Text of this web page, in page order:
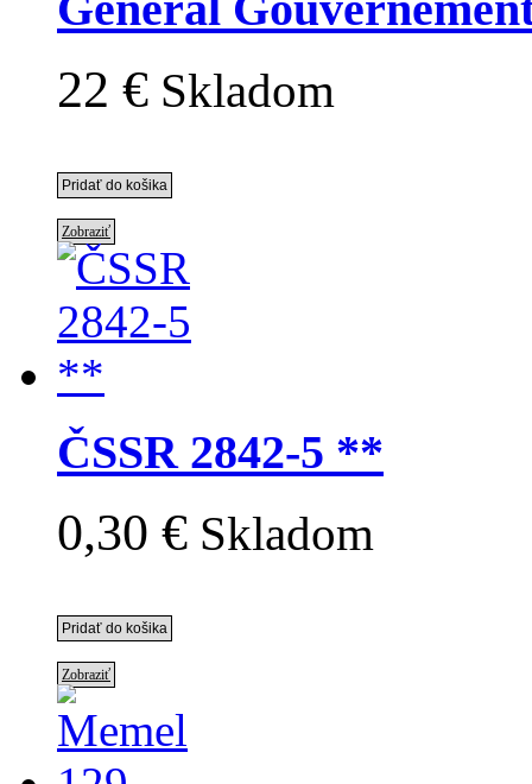
22 € Skladom
Zobraziť
ČSSR 2842-5 **
0,30 € Skladom
Zobraziť